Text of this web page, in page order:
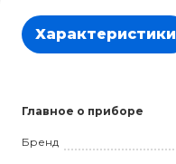
Характеристики
Главное о приборе
Бренд